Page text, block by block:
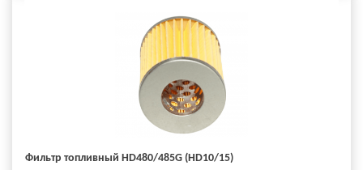
Фильтр топливный HD480/485G (HD10/15)